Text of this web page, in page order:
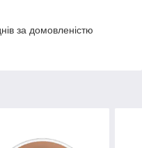
за домовленістю